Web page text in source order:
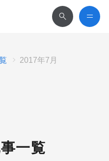
2017年7月
一覧